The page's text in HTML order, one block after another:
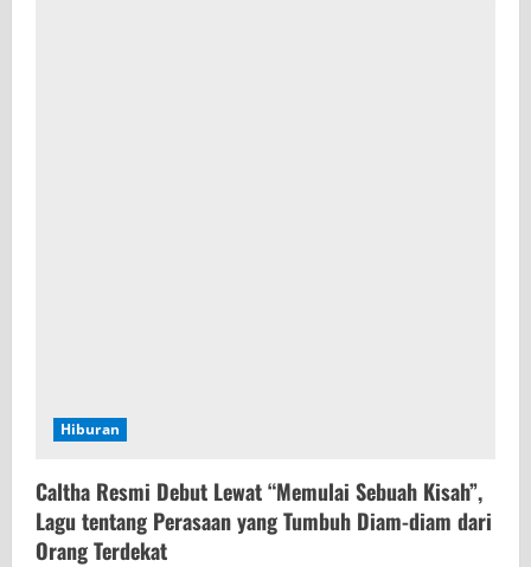
Hiburan
Caltha Resmi Debut Lewat “Memulai Sebuah Kisah”,
Lagu tentang Perasaan yang Tumbuh Diam-diam dari
Orang Terdekat